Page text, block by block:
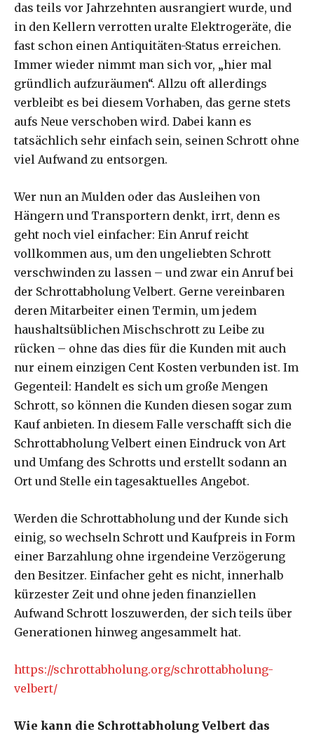
das teils vor Jahrzehnten ausrangiert wurde, und
in den Kellern verrotten uralte Elektrogeräte, die
fast schon einen Antiquitäten-Status erreichen.
Immer wieder nimmt man sich vor, „hier mal
gründlich aufzuräumen“. Allzu oft allerdings
verbleibt es bei diesem Vorhaben, das gerne stets
aufs Neue verschoben wird. Dabei kann es
tatsächlich sehr einfach sein, seinen Schrott ohne
viel Aufwand zu entsorgen.
Wer nun an Mulden oder das Ausleihen von
Hängern und Transportern denkt, irrt, denn es
geht noch viel einfacher: Ein Anruf reicht
vollkommen aus, um den ungeliebten Schrott
verschwinden zu lassen – und zwar ein Anruf bei
der Schrottabholung Velbert. Gerne vereinbaren
deren Mitarbeiter einen Termin, um jedem
haushaltsüblichen Mischschrott zu Leibe zu
rücken – ohne das dies für die Kunden mit auch
nur einem einzigen Cent Kosten verbunden ist. Im
Gegenteil: Handelt es sich um große Mengen
Schrott, so können die Kunden diesen sogar zum
Kauf anbieten. In diesem Falle verschafft sich die
Schrottabholung Velbert einen Eindruck von Art
und Umfang des Schrotts und erstellt sodann an
Ort und Stelle ein tagesaktuelles Angebot.
Werden die Schrottabholung und der Kunde sich
einig, so wechseln Schrott und Kaufpreis in Form
einer Barzahlung ohne irgendeine Verzögerung
den Besitzer. Einfacher geht es nicht, innerhalb
kürzester Zeit und ohne jeden finanziellen
Aufwand Schrott loszuwerden, der sich teils über
Generationen hinweg angesammelt hat.
https://schrottabholung.org/schrottabholung-
velbert/
Wie kann die Schrottabholung Velbert das